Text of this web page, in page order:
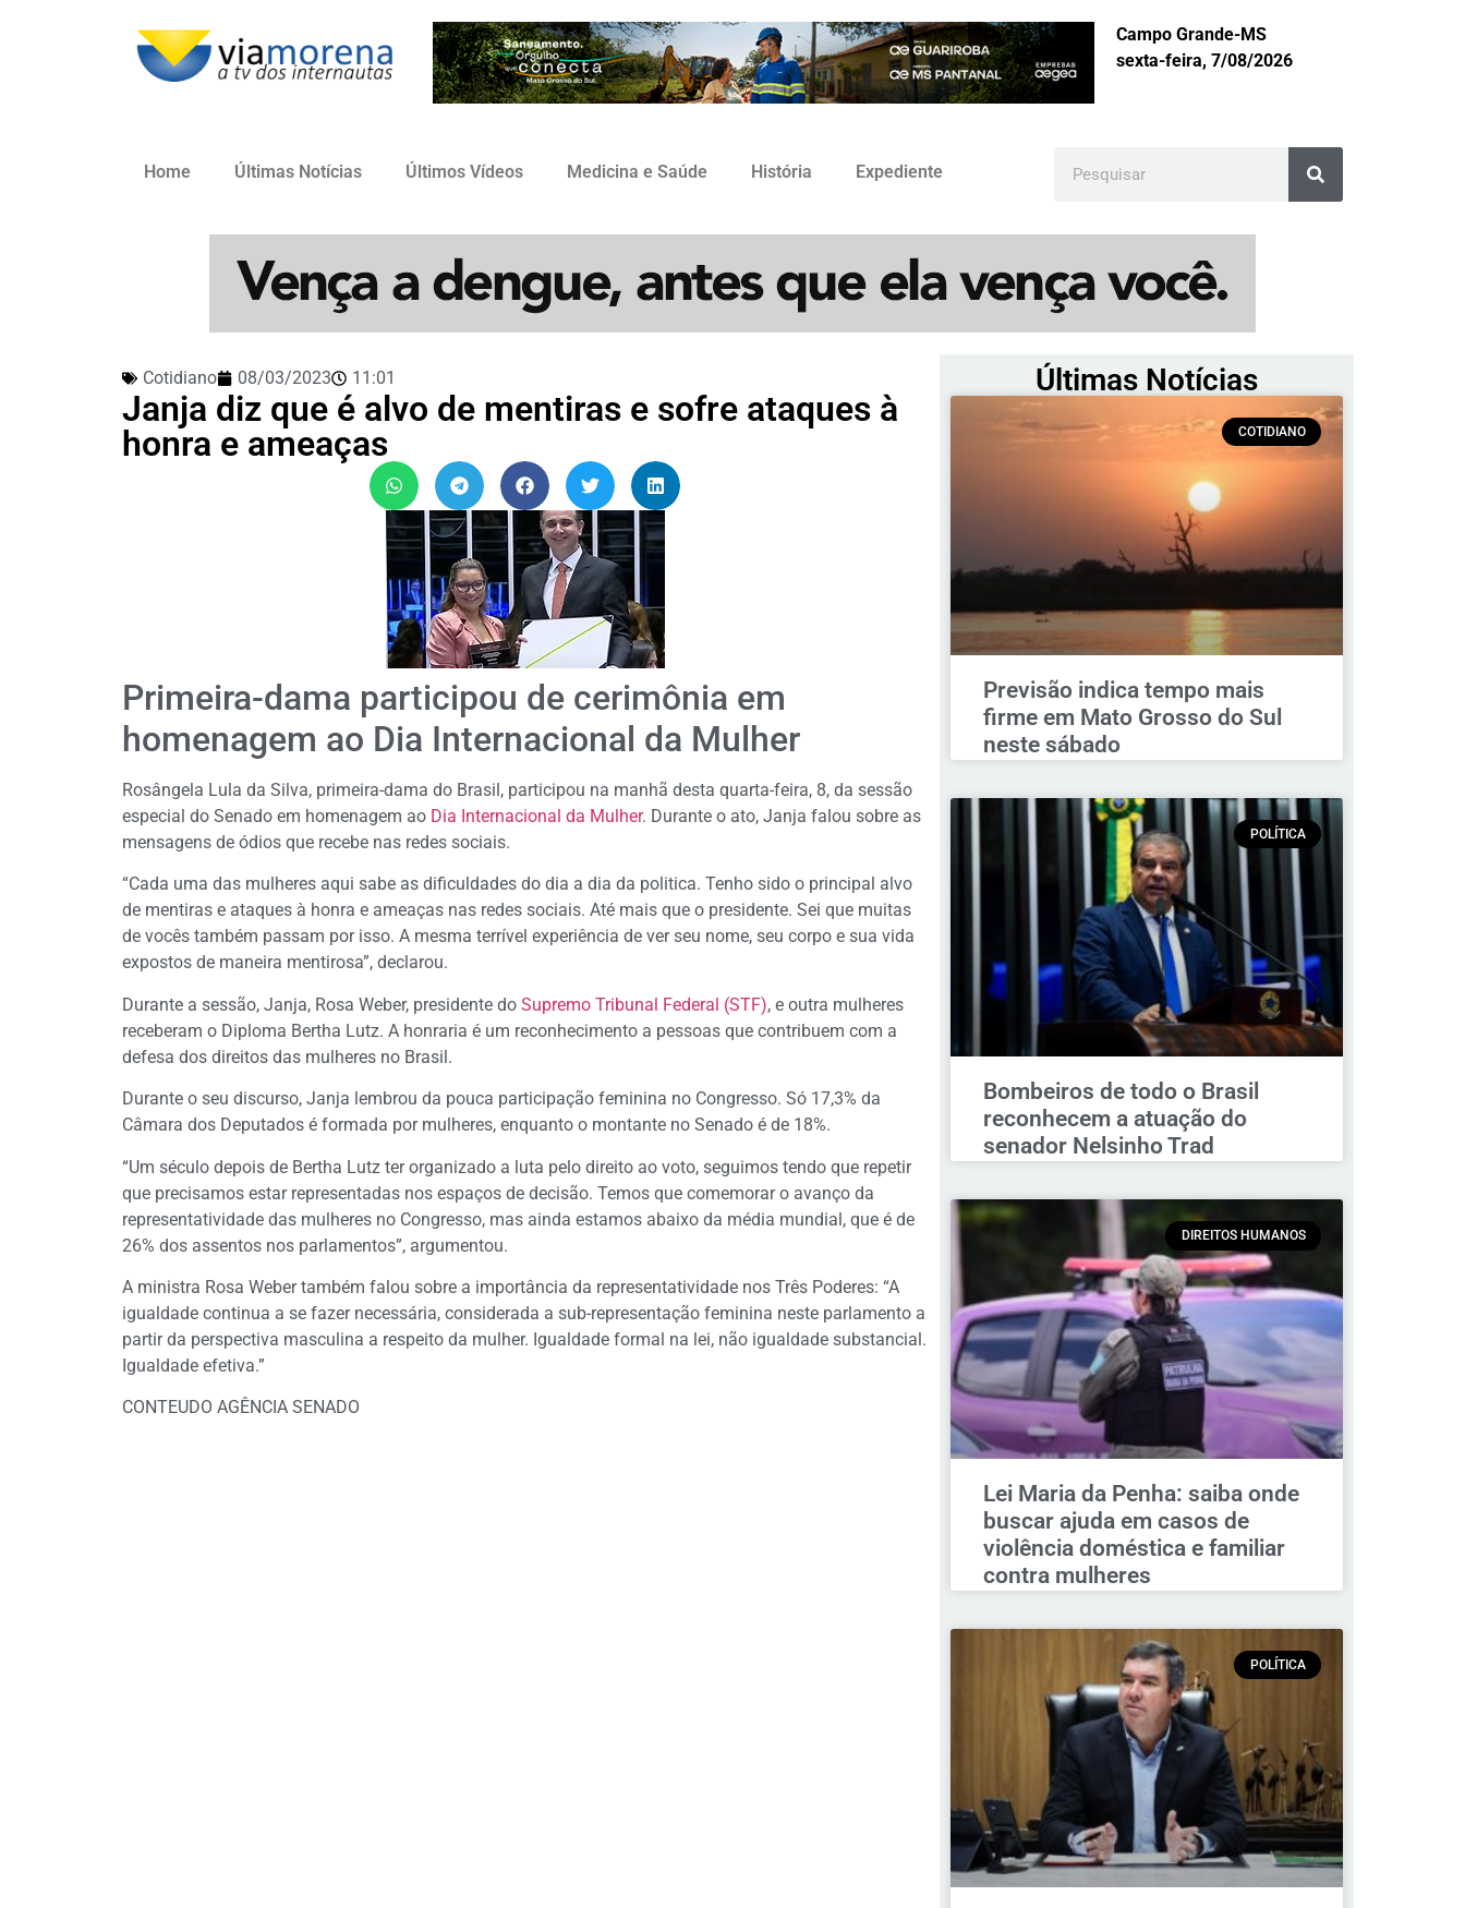
Campo Grande-MS
sexta-feira, 7/08/2026
Home Últimas Notícias Últimos Vídeos Medicina e Saúde História Expediente
Cotidiano 08/03/2023 11:01
Janja diz que é alvo de mentiras e sofre ataques à
honra e ameaças
Primeira-dama participou de cerimônia em
homenagem ao Dia Internacional da Mulher
Rosângela Lula da Silva, primeira-dama do Brasil, participou na manhã desta quarta-feira, 8, da sessão
especial do Senado em homenagem ao Dia Internacional da Mulher. Durante o ato, Janja falou sobre as
mensagens de ódios que recebe nas redes sociais.
“Cada uma das mulheres aqui sabe as dificuldades do dia a dia da politica. Tenho sido o principal alvo
de mentiras e ataques à honra e ameaças nas redes sociais. Até mais que o presidente. Sei que muitas
de vocês também passam por isso. A mesma terrível experiência de ver seu nome, seu corpo e sua vida
expostos de maneira mentirosa”, declarou.
Durante a sessão, Janja, Rosa Weber, presidente do Supremo Tribunal Federal (STF), e outra mulheres
receberam o Diploma Bertha Lutz. A honraria é um reconhecimento a pessoas que contribuem com a
defesa dos direitos das mulheres no Brasil.
Durante o seu discurso, Janja lembrou da pouca participação feminina no Congresso. Só 17,3% da
Câmara dos Deputados é formada por mulheres, enquanto o montante no Senado é de 18%.
“Um século depois de Bertha Lutz ter organizado a luta pelo direito ao voto, seguimos tendo que repetir
que precisamos estar representadas nos espaços de decisão. Temos que comemorar o avanço da
representatividade das mulheres no Congresso, mas ainda estamos abaixo da média mundial, que é de
26% dos assentos nos parlamentos”, argumentou.
A ministra Rosa Weber também falou sobre a importância da representatividade nos Três Poderes: “A
igualdade continua a se fazer necessária, considerada a sub-representação feminina neste parlamento a
partir da perspectiva masculina a respeito da mulher. Igualdade formal na lei, não igualdade substancial.
Igualdade efetiva.”
CONTEUDO AGÊNCIA SENADO
Últimas Notícias
COTIDIANO
Previsão indica tempo mais
firme em Mato Grosso do Sul
neste sábado
POLÍTICA
Bombeiros de todo o Brasil
reconhecem a atuação do
senador Nelsinho Trad
DIREITOS HUMANOS
Lei Maria da Penha: saiba onde
buscar ajuda em casos de
violência doméstica e familiar
contra mulheres
POLÍTICA